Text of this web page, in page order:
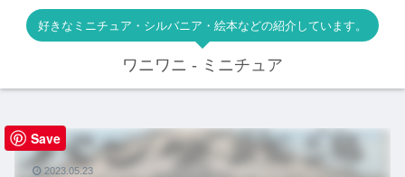
好きなミニチュア・シルバニア・絵本などの紹介しています。
ワニワニ - ミニチュア
絵本
2023.05.23
Save